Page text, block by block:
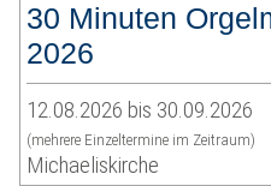
30 Minuten
2026
12.08.2026 bis 30.09.2026
(mehrere Einzeltermine im Zeitraum)
Michaeliskirche